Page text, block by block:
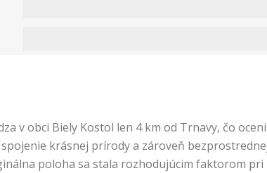
v obci Biely Kostol len 4 km od Trnavy, čo
krásnej prírody a zároveň
poloha sa stala rozhodujúcim faktorom